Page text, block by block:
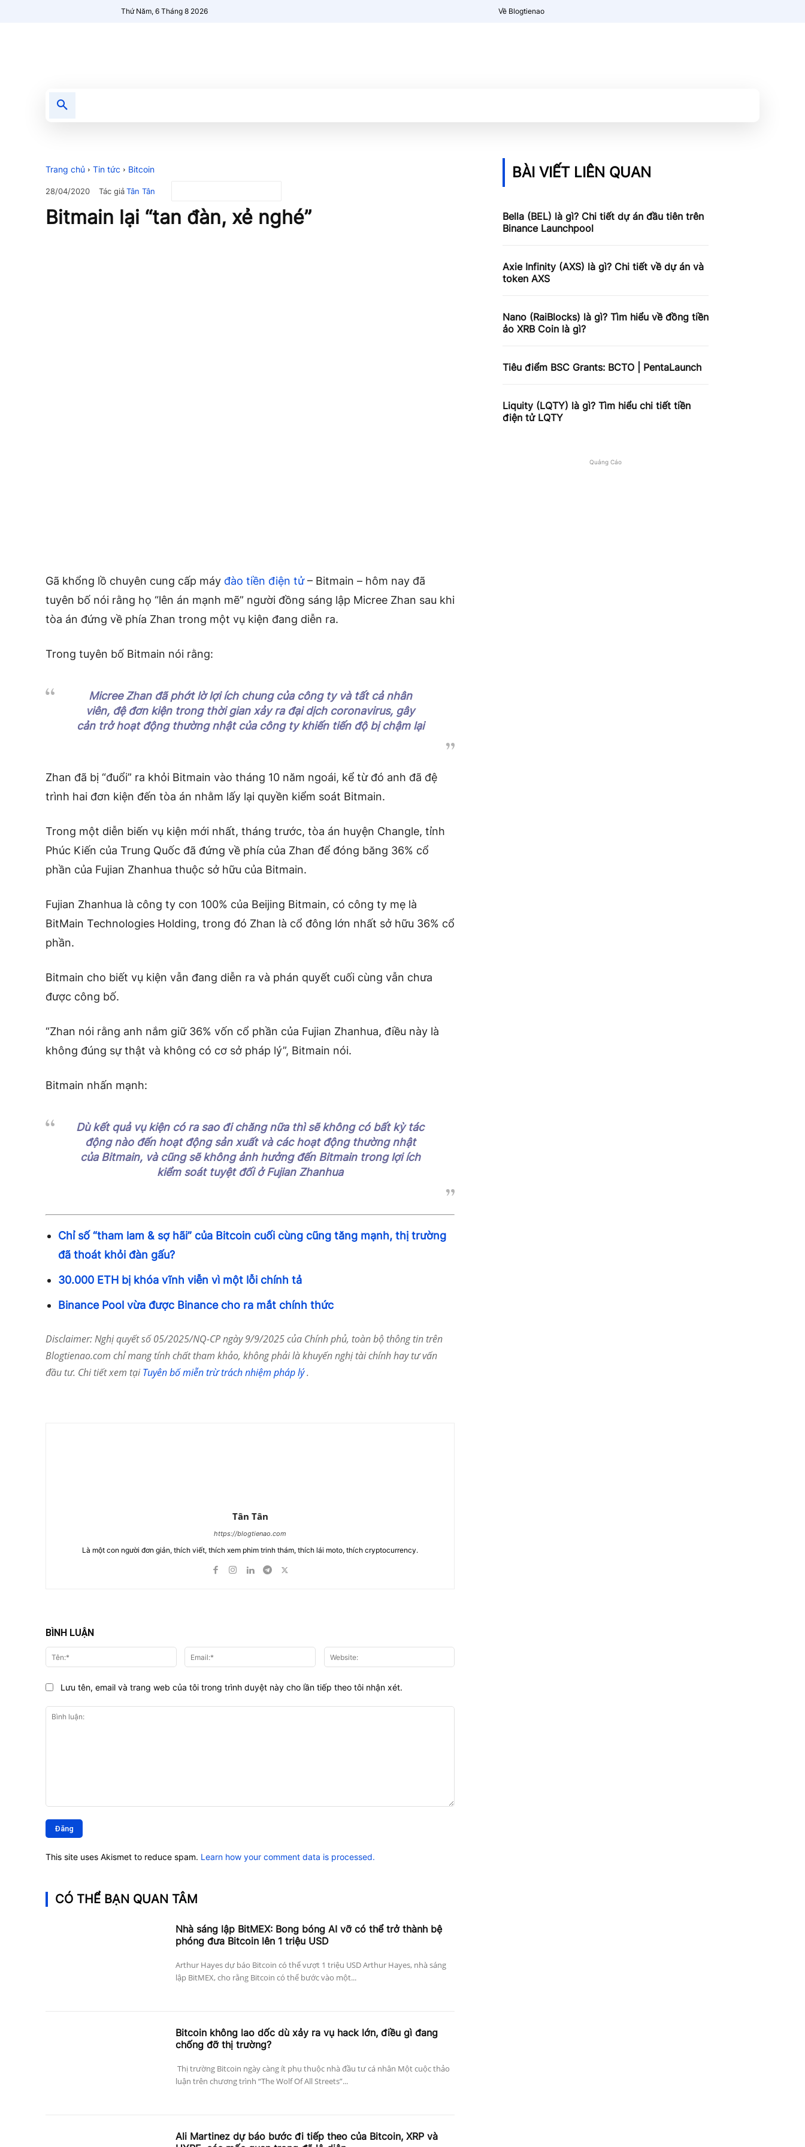
Thứ Năm, 6 Tháng 8 2026 Về Blogtienao
Trang chủ Tin tức Bitcoin
28/04/2020 Tác giảTân Tân
Bitmain lại “tan đàn, xẻ nghé”
Gã khổng lồ chuyên cung cấp máy đào tiền điện tử– Bitmain – hôm nay đã
tuyên bố nói rằng họ “lên án mạnh mẽ” người đồng sáng lập Micree Zhan sau khi
tòa án đứng về phía Zhan trong một vụ kiện đang diễn ra.
Trong tuyên bố Bitmain nói rằng:
Micree Zhan đã phớt lờ lợi ích chung của công ty và tất cả nhân
viên, đệ đơn kiện trong thời gian xảy ra đại dịch coronavirus, gây
cản trở hoạt động thường nhật của công ty khiến tiến độ bị chậm lại
Zhan đã bị “đuổi” ra khỏi Bitmain vào tháng 10 năm ngoái, kể từ đó anh đã đệ
trình hai đơn kiện đến tòa án nhằm lấy lại quyền kiểm soát Bitmain.
Trong một diễn biến vụ kiện mới nhất, tháng trước, tòa án huyện Changle, tỉnh
Phúc Kiến của Trung Quốc đã đứng về phía của Zhan để đóng băng 36% cổ
phần của Fujian Zhanhua thuộc sở hữu của Bitmain.
Fujian Zhanhua là công ty con 100% của Beijing Bitmain, có công ty mẹ là
BitMain Technologies Holding, trong đó Zhan là cổ đông lớn nhất sở hữu 36% cổ
phần.
Bitmain cho biết vụ kiện vẫn đang diễn ra và phán quyết cuối cùng vẫn chưa
được công bố.
“Zhan nói rằng anh nắm giữ 36% vốn cổ phần của Fujian Zhanhua, điều này là
không đúng sự thật và không có cơ sở pháp lý”, Bitmain nói.
Bitmain nhấn mạnh:
Dù kết quả vụ kiện có ra sao đi chăng nữa thì sẽ không có bất kỳ tác
động nào đến hoạt động sản xuất và các hoạt động thường nhật
của Bitmain, và cũng sẽ không ảnh hưởng đến Bitmain trong lợi ích
kiểm soát tuyệt đối ở Fujian Zhanhua
Chỉ số “tham lam & sợ hãi” của Bitcoin cuối cùng cũng tăng mạnh, thị trường
đã thoát khỏi đàn gấu?
30.000 ETH bị khóa vĩnh viễn vì một lỗi chính tả
Binance Pool vừa được Binance cho ra mắt chính thức
Disclaimer: Nghị quyết số 05/2025/NQ-CP ngày 9/9/2025 của Chính phủ, toàn bộ thông tin trên
Blogtienao.com chỉ mang tính chất tham khảo, không phải là khuyến nghị tài chính hay tư vấn
đầu tư. Chi tiết xem tạiTuyên bố miễn trừ trách nhiệm pháp lý.
Tân Tân
https://blogtienao.com
Là một con người đơn giản, thích viết, thích xem phim trinh thám, thích lái moto, thích cryptocurrency.
BÌNH LUẬN
luận:
Tên:* Email:*
Lưu tên, email và trang web của tôi trong trình duyệt này cho lần tiếp theo tôi nhận xét.
This site uses Akismet to reduce spam. Learn how your comment data is processed.
CÓ THỂ BẠN QUAN TÂM
Nhà sáng lập BitMEX: Bong bóng AI vỡ có thể trở thành bệ
phóng đưa Bitcoin lên 1 triệu USD
Arthur Hayes dự báo Bitcoin có thể vượt 1 triệu USD Arthur Hayes, nhà sáng
lập BitMEX, cho rằng Bitcoin có thể bước vào một...
Bitcoin không lao dốc dù xảy ra vụ hack lớn, điều gì đang
chống đỡ thị trường?
Thị trường Bitcoin ngày càng ít phụ thuộc nhà đầu tư cá nhân Một cuộc thảo
luận trên chương trình “The Wolf Of All Streets”...
Ali Martinez dự báo bước đi tiếp theo của Bitcoin, XRP và
BÀI VIẾT LIÊN QUAN
Bella (BEL) là gì? Chi tiết dự án đầu tiên trên
Binance Launchpool
Axie Infinity (AXS) là gì? Chi tiết về dự án và
token AXS
Nano (RaiBlocks) là gì? Tìm hiểu về đồng tiền
ảo XRB Coin là gì?
Tiêu điểm BSC Grants: BCTO | PentaLaunch
Liquity (LQTY) là gì? Tìm hiểu chi tiết tiền
điện tử LQTY
Quảng Cáo